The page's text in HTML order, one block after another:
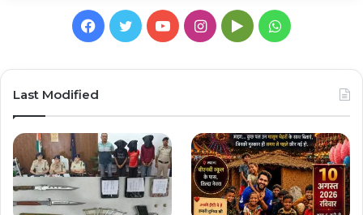
Facebook
TwitterYouTubeInstagram
GoogleWhatsApp
Last Modified